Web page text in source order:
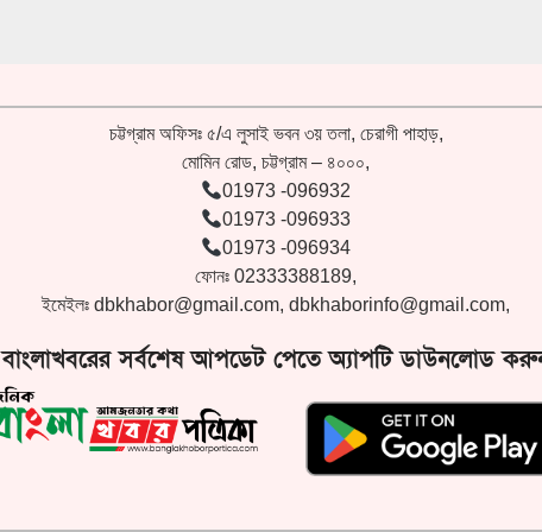
চট্টগ্রাম অফিসঃ ৫/এ লুসাই ভবন ৩য় তলা, চেরাগী পাহাড়,
মোমিন রোড, চট্টগ্রাম – ৪০০০,
01973 -096932
01973 -096933
01973 -096934
ফোনঃ 02333388189,
ইমেইলঃ dbkhabor@gmail.com, dbkhaborinfo@gmail.com,
বাংলাখবরের সর্বশেষ আপডেট পেতে অ্যাপটি ডাউনলোড